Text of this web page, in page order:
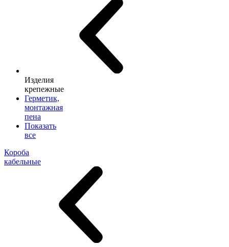
Изделия
крепежные
Герметик,
монтажная
пена
Показать
все
Короба
кабельные